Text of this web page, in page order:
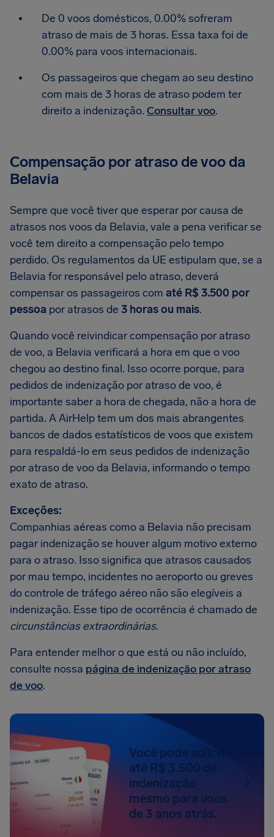
De 0 voos domésticos, 0.00% sofreram
atraso de mais de 3 horas. Essa taxa foi de
0.00% para voos internacionais.
Os passageiros que chegam ao seu destino
com mais de 3 horas de atraso podem ter
direito a indenização. Consultar voo.
Compensação por atraso de voo da
Belavia
Sempre que você tiver que esperar por causa de
atrasos nos voos da Belavia, vale a pena verificar se
você tem direito a compensação pelo tempo
perdido. Os regulamentos da UE estipulam que, se a
Belavia for responsável pelo atraso, deverá
compensar os passageiros com até R$ 3.500 por
pessoa por atrasos de 3 horas ou mais.
Quando você reivindicar compensação por atraso
de voo, a Belavia verificará a hora em que o voo
chegou ao destino final. Isso ocorre porque, para
pedidos de indenização por atraso de voo, é
importante saber a hora de chegada, não a hora de
partida. A AirHelp tem um dos mais abrangentes
bancos de dados estatísticos de voos que existem
para respaldá-lo em seus pedidos de indenização
por atraso de voo da Belavia, informando o tempo
exato de atraso.
Exceções:
Companhias aéreas como a Belavia não precisam
pagar indenização se houver algum motivo externo
para o atraso. Isso significa que atrasos causados
por mau tempo, incidentes no aeroporto ou greves
do controle de tráfego aéreo não são elegíveis a
indenização. Esse tipo de ocorrência é chamado de
circunstâncias extraordinárias.
Para entender melhor o que está ou não incluído,
consulte nossa página de indenização por atraso
de voo.
Você pode solicitar
até R$ 3.500 de
indenização
mesmo para voos
de 3 anos atrás.